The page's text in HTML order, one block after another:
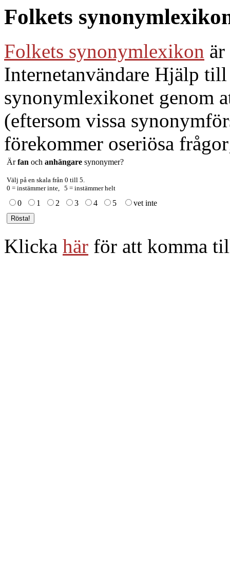
Folkets
Folkets synonymlexikon
Internetanvändare Hjälp
synonymlexikonet genom
(eftersom vissa
förekommer oseriösa
Ärfan och anhängare synonymer?
Välj på en skala från 0 till 5.
0 = instämmer inte, 5 = instämmer helt
0 1 2 3 4 5 vet inte
Klicka här för att komma